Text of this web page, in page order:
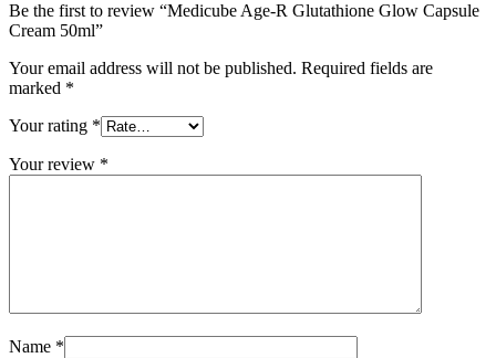
Be the first to review “Medicube Age-R Glutathione Glow Capsule
Cream 50ml”
Your email address will not be published. Required fields are
marked *
Your rating *
Your review *
Name *